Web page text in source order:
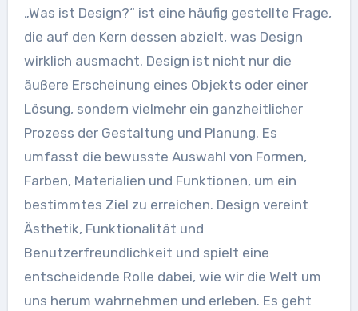
„Was ist Design?“ ist eine häufig gestellte Frage,
die auf den Kern dessen abzielt, was Design
wirklich ausmacht. Design ist nicht nur die
äußere Erscheinung eines Objekts oder einer
Lösung, sondern vielmehr ein ganzheitlicher
Prozess der Gestaltung und Planung. Es
umfasst die bewusste Auswahl von Formen,
Farben, Materialien und Funktionen, um ein
bestimmtes Ziel zu erreichen. Design vereint
Ästhetik, Funktionalität und
Benutzerfreundlichkeit und spielt eine
entscheidende Rolle dabei, wie wir die Welt um
uns herum wahrnehmen und erleben. Es geht